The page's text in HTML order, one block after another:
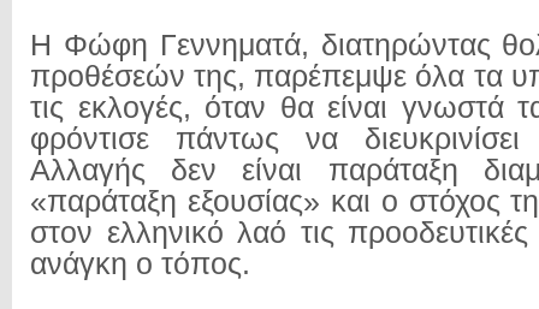
Η Φώφη Γεννηματά, διατηρώντας
προθέσεών της, παρέπεμψε όλα τα
τις εκλογές, όταν θα είναι γνωστά
φρόντισε πάντως να
Αλλαγής δεν είναι παράταξη
«παράταξη εξουσίας» και ο στόχος
στον ελληνικό λαό τις
ανάγκη ο τόπος.